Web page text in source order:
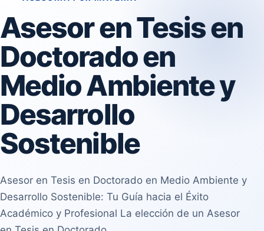
Asesor en Tesis en
Doctorado en
Medio Ambiente y
Desarrollo
Sostenible
Asesor en Tesis en Doctorado en Medio Ambiente y
Desarrollo Sostenible: Tu Guía hacia el Éxito
Académico y Profesional La elección de un Asesor